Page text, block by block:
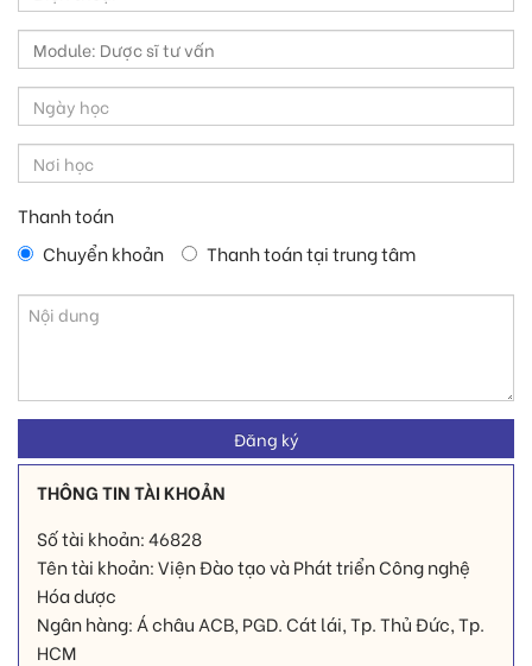
Thanh toán
Chuyển khoản
Thanh toán tại trung tâm
THÔNG TIN TÀI KHOẢN
Số tài khoản: 46828
Tên tài khoản: Viện Đào tạo và Phát triển Công nghệ
Hóa dược
Ngân hàng: Á châu ACB, PGD. Cát lái, Tp. Thủ Đức, Tp.
HCM